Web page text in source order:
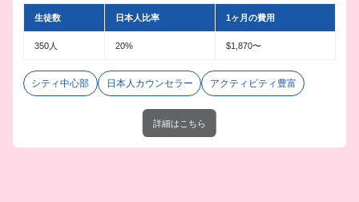
生徒数 日本人比率 1ヶ月の費用
350人 20% $1,870〜
シティ中心部 日本人カウンセラー アクティビティ豊富
詳細はこちら